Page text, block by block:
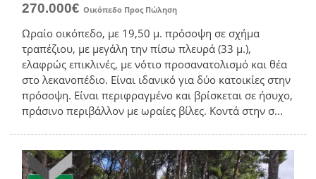
270.000€Οικόπεδο Προς Πώληση
Ωραίο οικόπεδο, με 19,50 μ. πρόσοψη σε σχήμα
τραπέζιου, με μεγάλη την πίσω πλευρά (33 μ.),
ελαφρώς επικλινές, με νότιο προσανατολισμό και θέα
στο λεκανοπέδιο. Είναι ιδανικό για δύο κατοικίες στην
πρόσοψη. Είναι περιφραγμένο και βρίσκεται σε ήσυχο,
πράσινο περιβάλλον με ωραίες βίλες. Κοντά στην σ...